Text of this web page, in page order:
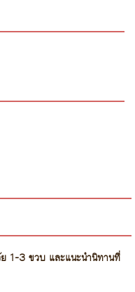
1-3 ขวบ และแนะนำนิทานที่